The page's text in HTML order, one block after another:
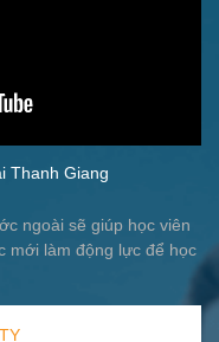
Thanh Giang
ngoài sẽ giúp học viên
mới làm động lực để học